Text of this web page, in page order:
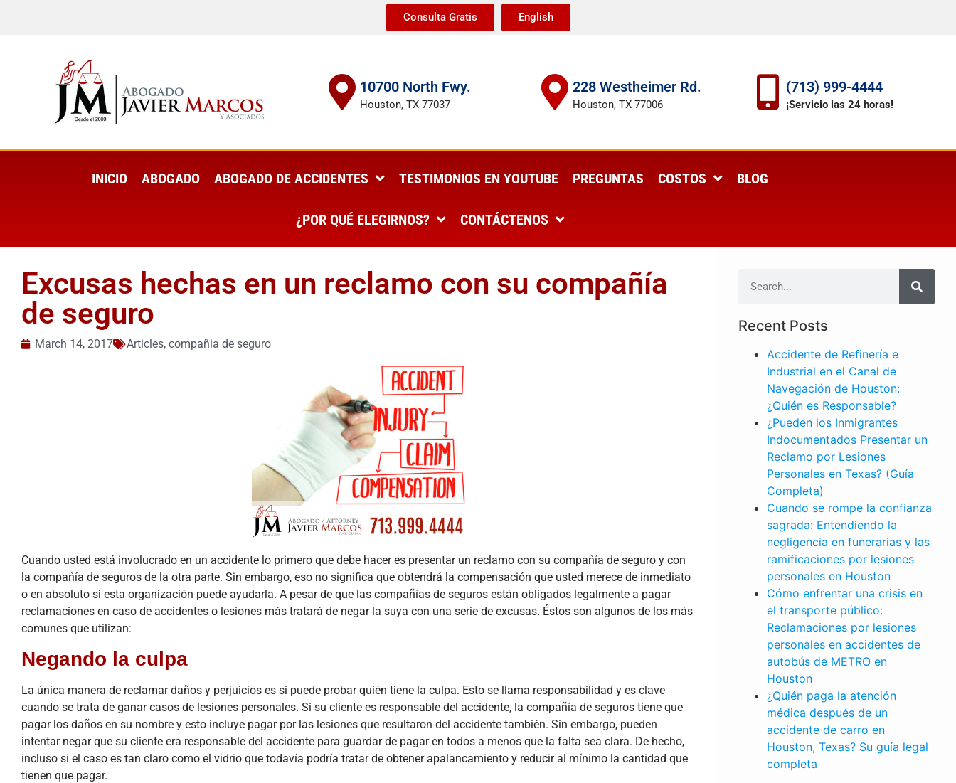
Consulta Gratis English
10700 North Fwy.
Houston, TX 77037
228 Westheimer Rd.
Houston, TX 77006
(713) 999-4444
¡Servicio las 24 horas!
INICIO ABOGADO ABOGADO DE ACCIDENTES TESTIMONIOS EN YOUTUBE PREGUNTAS COSTOS BLOG
¿POR QUÉ ELEGIRNOS? CONTÁCTENOS
Excusas hechas en un reclamo con su compañía
de seguro
March 14, 2017 Articles, compañia de seguro
Cuando usted está involucrado en un accidente lo primero que debe hacer es presentar un reclamo con su compañía de seguro y con
la compañía de seguros de la otra parte. Sin embargo, eso no significa que obtendrá la compensación que usted merece de inmediato
o en absoluto si esta organización puede ayudarla. A pesar de que las compañías de seguros están obligados legalmente a pagar
reclamaciones en caso de accidentes o lesiones más tratará de negar la suya con una serie de excusas. Éstos son algunos de los más
comunes que utilizan:
Negando la culpa
La única manera de reclamar daños y perjuicios es si puede probar quién tiene la culpa. Esto se llama responsabilidad y es clave
cuando se trata de ganar casos de lesiones personales. Si su cliente es responsable del accidente, la compañía de seguros tiene que
pagar los daños en su nombre y esto incluye pagar por las lesiones que resultaron del accidente también. Sin embargo, pueden
intentar negar que su cliente era responsable del accidente para guardar de pagar en todos a menos que la falta sea clara. De hecho,
incluso si el caso es tan claro como el vidrio que todavía podría tratar de obtener apalancamiento y reducir al mínimo la cantidad que
tienen que pagar.
Recent Posts
Accidente de Refinería e
Industrial en el Canal de
Navegación de Houston:
¿Quién es Responsable?
¿Pueden los Inmigrantes
Indocumentados Presentar un
Reclamo por Lesiones
Personales en Texas? (Guía
Completa)
Cuando se rompe la confianza
sagrada: Entendiendo la
negligencia en funerarias y las
ramificaciones por lesiones
personales en Houston
Cómo enfrentar una crisis en
el transporte público:
Reclamaciones por lesiones
personales en accidentes de
autobús de METRO en
Houston
¿Quién paga la atención
médica después de un
accidente de carro en
Houston, Texas? Su guía legal
completa
ACCIDENTE DE
FMCSA
2026: Cómo
la Nueva
Verificación
ACCIDENTE TRABAJO
Accidente
de Refinería
e Industrial
¿Pueden
Inmigrantes
Indocumentados
Presentar
un Reclamo